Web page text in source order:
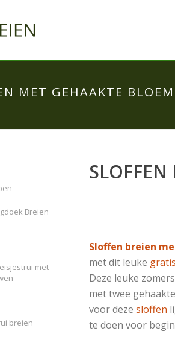
MET GEHAAKTE
Sloffen breien
met dit leuke
Deze leuke
met twee
voor deze sloffen
te doen voor
Breien
met
breien